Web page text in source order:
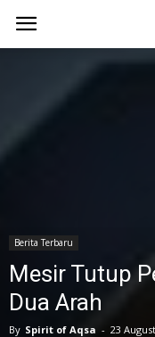
Berita Terbaru
Mesir Tutup
Dua Arah
By Spirit of Aqsa - 23